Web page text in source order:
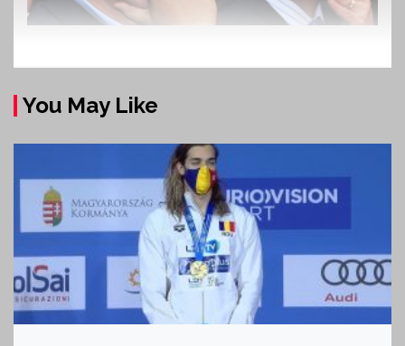
You May Like